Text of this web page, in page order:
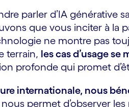
parler d’IA générative
que vous inciter à la
ne montre pas
terrain, les cas d’usage se
profonde qui promet
internationale, nous
permet d’observer